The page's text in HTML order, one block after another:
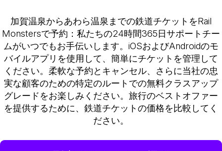
加賀温泉からあわら温泉までの鉄道チケットをRail
Monstersで予約：私たちの24時間365日サポートチー
ムがいつでもお手伝いします。iOSおよびAndroidのモ
バイルアプリを使用して、簡単にチケットを管理して
ください。柔軟な予約とキャンセル、さらに当社の忠
実な顧客のための特定のルートでの無料クラスアップ
グレードをお楽しみください。旅行のベストオファー
を提供するために、鉄道チケットの価格を比較してく
ださい。